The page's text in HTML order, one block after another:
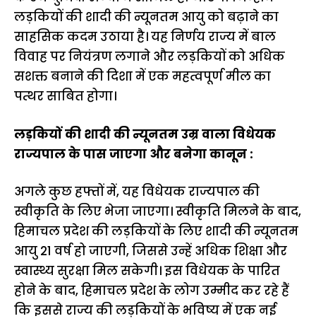
लड़कियों की शादी की न्यूनतम आयु को बढ़ाने का
साहसिक कदम उठाया है। यह निर्णय राज्य में बाल
विवाह पर नियंत्रण लगाने और लड़कियों को अधिक
सशक्त बनाने की दिशा में एक महत्वपूर्ण मील का
पत्थर साबित होगा।
लड़कियों की शादी की न्यूनतम उम्र वाला विधेयक
राज्यपाल के पास जाएगा और बनेगा कानून :
अगले कुछ हफ्तों में, यह विधेयक राज्यपाल की
स्वीकृति के लिए भेजा जाएगा। स्वीकृति मिलने के बाद,
हिमाचल प्रदेश की लड़कियों के लिए शादी की न्यूनतम
आयु 21 वर्ष हो जाएगी, जिससे उन्हें अधिक शिक्षा और
स्वास्थ्य सुरक्षा मिल सकेगी। इस विधेयक के पारित
होने के बाद, हिमाचल प्रदेश के लोग उम्मीद कर रहे हैं
कि इससे राज्य की लड़कियों के भविष्य में एक नई